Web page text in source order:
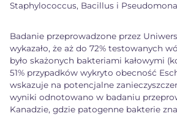
Staphylococcus, Bacillus i
Badanie przeprowadzone przez
wykazało, że aż do 72% testowanych
było skażonych bakteriami kałowymi
51% przypadków wykryto obecność
wskazuje na potencjalne
wyniki odnotowano w badaniu
Kanadzie, gdzie patogenne bakterie